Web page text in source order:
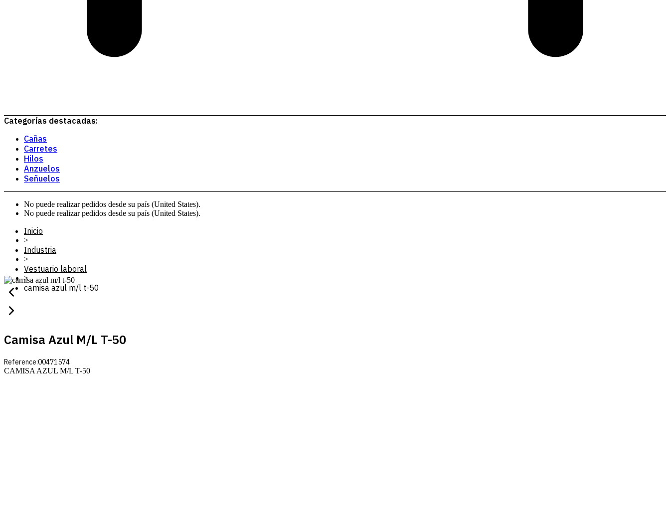
Categorías destacadas:
Cañas
Carretes
Hilos
Anzuelos
Señuelos
No puede realizar pedidos desde su país (United States).
No puede realizar pedidos desde su país (United States).
Inicio
>
Industria
>
Vestuario laboral
>
camisa azul m/l t-50
Camisa Azul M/l T-50
Reference:00471574
CAMISA AZUL M/L T-50